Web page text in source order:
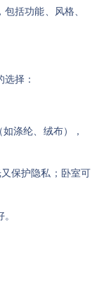
括功能、风格、
择：
涤纶、绒布），
保护隐私；卧室可